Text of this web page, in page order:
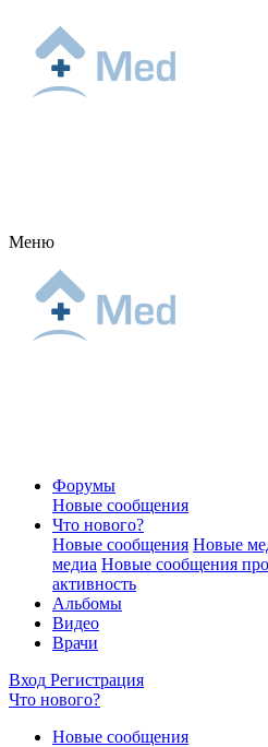
Меню
Форумы
Новые сообщения
Что нового?
Новые сообщения Новые
медиа Новые сообщения
активность
Альбомы
Видео
Врачи
Вход Регистрация
Что нового?
Новые сообщения